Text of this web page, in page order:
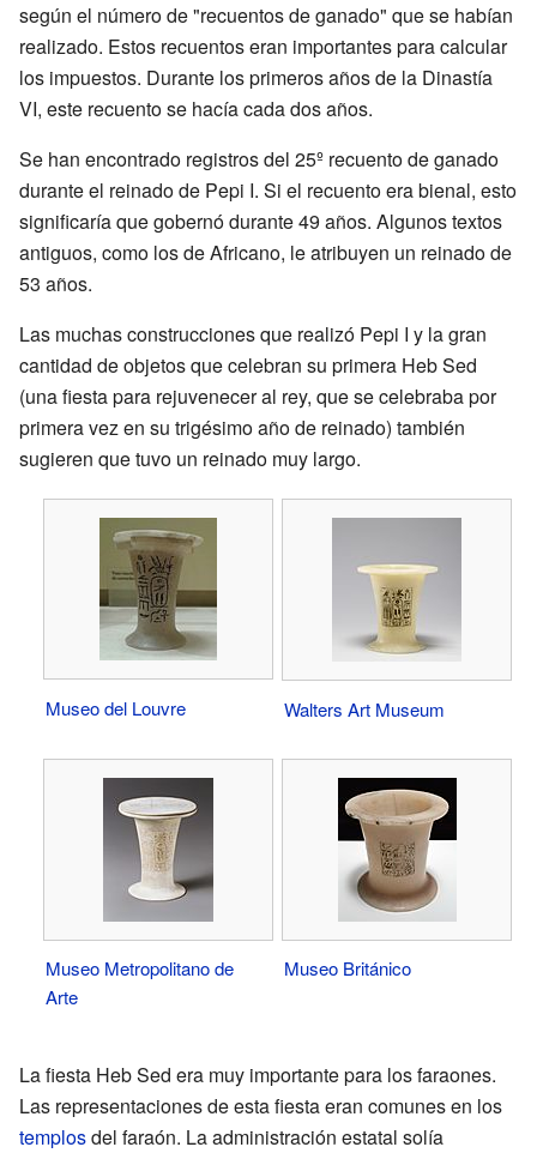
según el número de "recuentos de ganado" que se habían
realizado. Estos recuentos eran importantes para calcular
los impuestos. Durante los primeros años de la Dinastía
VI, este recuento se hacía cada dos años.
Se han encontrado registros del 25º recuento de ganado
durante el reinado de Pepi I. Si el recuento era bienal, esto
significaría que gobernó durante 49 años. Algunos textos
antiguos, como los de Africano, le atribuyen un reinado de
53 años.
Las muchas construcciones que realizó Pepi I y la gran
cantidad de objetos que celebran su primera Heb Sed
(una fiesta para rejuvenecer al rey, que se celebraba por
primera vez en su trigésimo año de reinado) también
sugieren que tuvo un reinado muy largo.
Museo del Louvre Walters Art Museum
Museo Metropolitano de
Arte
Museo Británico
La fiesta Heb Sed era muy importante para los faraones.
Las representaciones de esta fiesta eran comunes en los
templosdel faraón. La administración estatal solía